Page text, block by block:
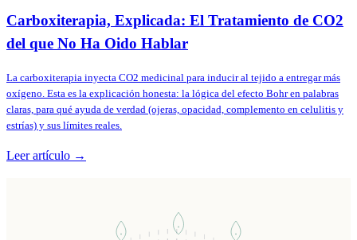
Carboxiterapia, Explicada: El Tratamiento de CO2
del que No Ha Oido Hablar
La carboxiterapia inyecta CO2 medicinal para inducir al tejido a entregar más
oxígeno. Esta es la explicación honesta: la lógica del efecto Bohr en palabras
claras, para qué ayuda de verdad (ojeras, opacidad, complemento en celulitis y
estrías) y sus límites reales.
Leer artículo →